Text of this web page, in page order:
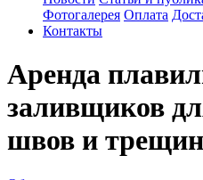
Фотогалерея Оплата
Контакты
Аренда
заливщиков
швов и трещин